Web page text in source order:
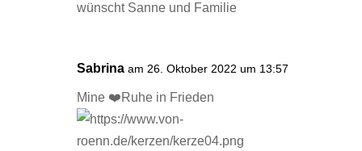
wünscht Sanne und Familie
Sabrina am 26. Oktober 2022 um 13:57
Mine ❤️Ruhe in Frieden